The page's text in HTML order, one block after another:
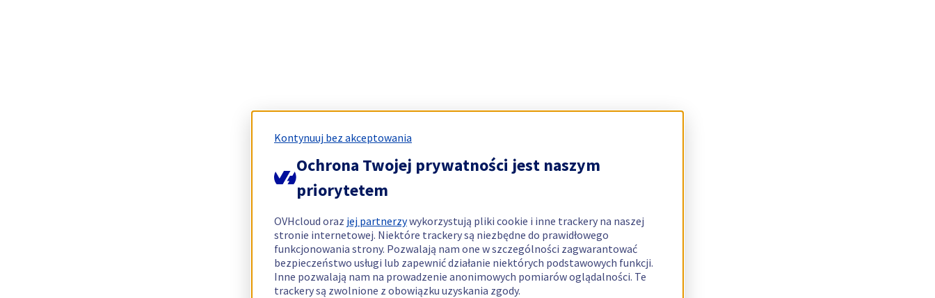
Kontynuuj bez akceptowania
Ochrona Twojej prywatności jest naszym
priorytetem
OVHcloud oraz jej partnerzywykorzystują pliki cookie i inne trackery na naszej
stronie internetowej. Niektóre trackery są niezbędne do prawidłowego
funkcjonowania strony. Pozwalają nam one w szczególności zagwarantować
bezpieczeństwo usługi lub zapewnić działanie niektórych podstawowych funkcji.
Inne pozwalają nam na prowadzenie anonimowych pomiarów oglądalności. Te
trackery są zwolnione z obowiązku uzyskania zgody.